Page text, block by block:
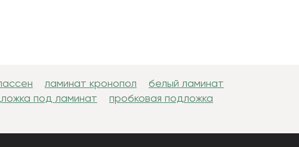
ламинат кронопол
белый ламинат
под ламинат
пробковая подложка